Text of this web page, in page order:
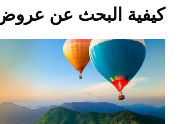
كيفية البحث عن